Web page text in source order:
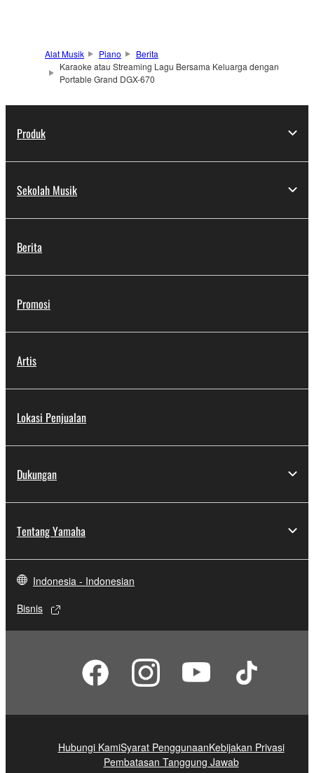
Alat Musik Piano
Berita
Karaoke atau Streaming Lagu Bersama Keluarga dengan
Portable Grand DGX-670
Produk
Sekolah Musik
Berita
Promosi
Artis
Lokasi Penjualan
Dukungan
Tentang Yamaha
Indonesia - Indonesian
Bisnis
Hubungi KamiSyarat PenggunaanKebijakan Privasi
Pembatasan Tanggung Jawab